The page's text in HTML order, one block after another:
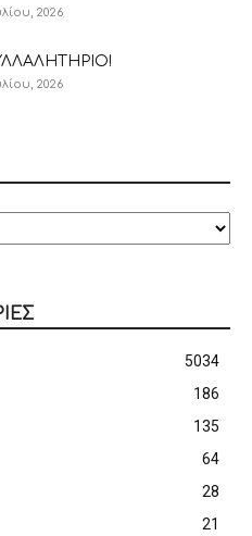
2026
2026
5034
186
135
64
28
21